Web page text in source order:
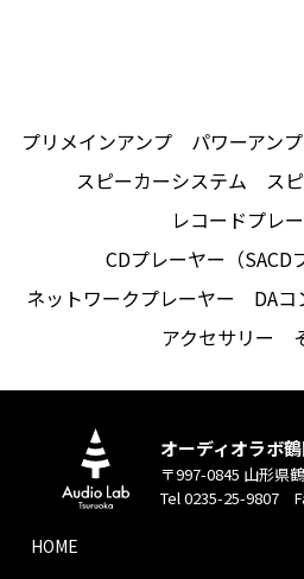
プリメインアンプ パワーアンプ
スピーカーシステム
ス
レコードプレ
CDプレーヤー（SACD
ネットワークプレーヤー
DA
アクセサリー
オーディオラボ
〒997-0845 山形県
Tel 0235-25-9807
HOME